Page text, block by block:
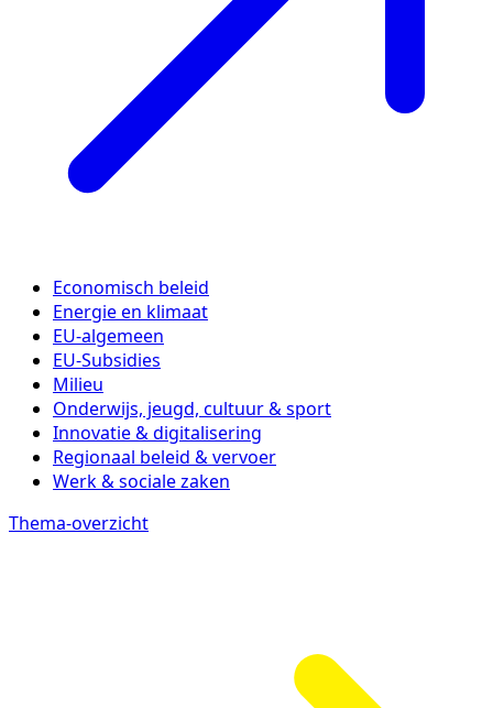
Economisch beleid
Energie en klimaat
EU-algemeen
EU-Subsidies
Milieu
Onderwijs, jeugd, cultuur & sport
Innovatie & digitalisering
Regionaal beleid & vervoer
Werk & sociale zaken
Thema-overzicht